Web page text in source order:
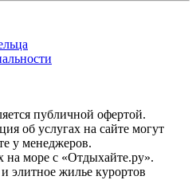
публичной офертой.
об услугах на сайте могут
у менеджеров.
море с «Отдыхайте.ру».
элитное жилье курортов